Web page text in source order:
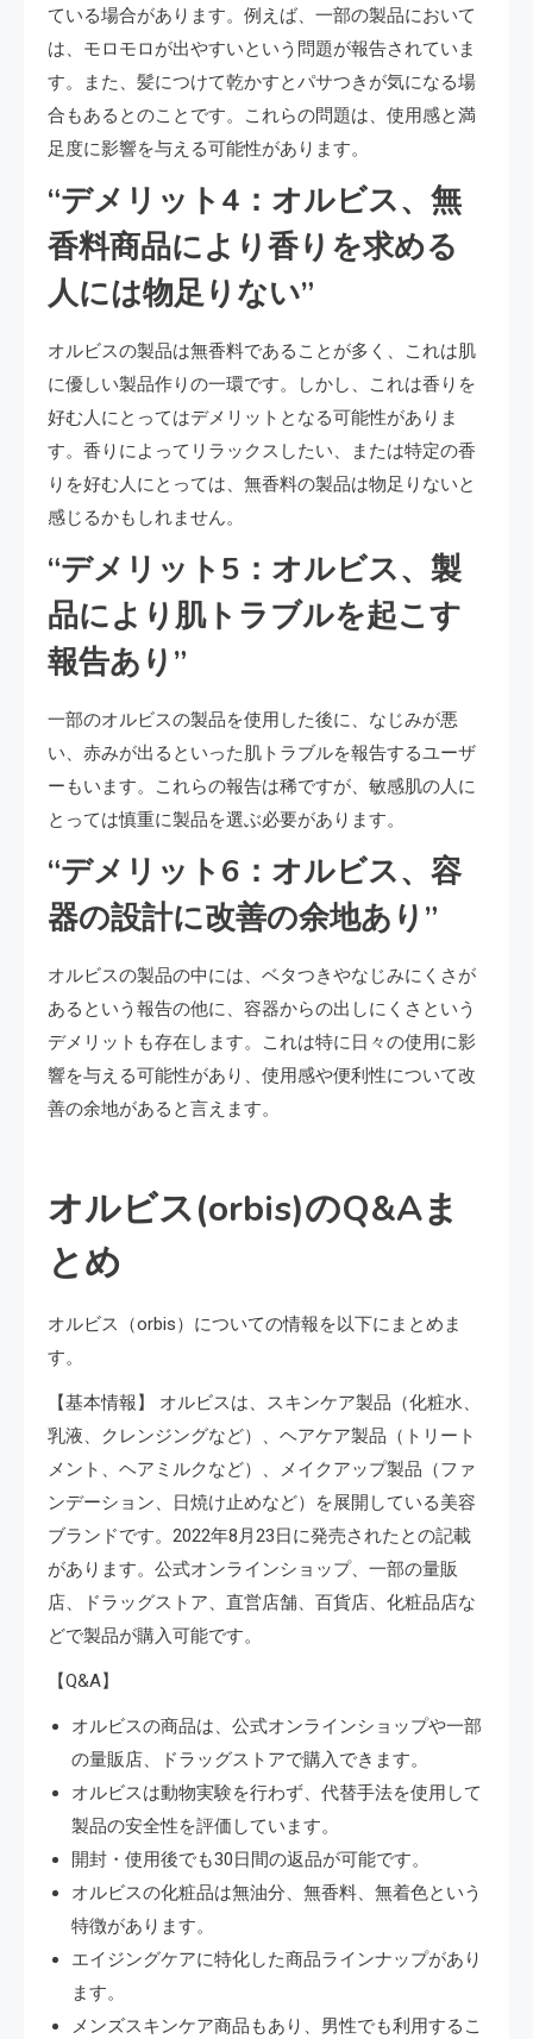
ている場合があります。例えば、一部の製品において
は、モロモロが出やすいという問題が報告されていま
す。また、髪につけて乾かすとパサつきが気になる場
合もあるとのことです。これらの問題は、使用感と満
足度に影響を与える可能性があります。
“デメリット4：オルビス、無
香料商品により香りを求める
人には物足りない”
オルビスの製品は無香料であることが多く、これは肌
に優しい製品作りの一環です。しかし、これは香りを
好む人にとってはデメリットとなる可能性がありま
す。香りによってリラックスしたい、または特定の香
りを好む人にとっては、無香料の製品は物足りないと
感じるかもしれません。
“デメリット5：オルビス、製
品により肌トラブルを起こす
報告あり”
一部のオルビスの製品を使用した後に、なじみが悪
い、赤みが出るといった肌トラブルを報告するユーザ
ーもいます。これらの報告は稀ですが、敏感肌の人に
とっては慎重に製品を選ぶ必要があります。
“デメリット6：オルビス、容
器の設計に改善の余地あり”
オルビスの製品の中には、ベタつきやなじみにくさが
あるという報告の他に、容器からの出しにくさという
デメリットも存在します。これは特に日々の使用に影
響を与える可能性があり、使用感や便利性について改
善の余地があると言えます。
オルビス(orbis)のQ&Aま
とめ
オルビス（orbis）についての情報を以下にまとめま
す。
【基本情報】 オルビスは、スキンケア製品（化粧水、
乳液、クレンジングなど）、ヘアケア製品（トリート
メント、ヘアミルクなど）、メイクアップ製品（ファ
ンデーション、日焼け止めなど）を展開している美容
ブランドです。2022年8月23日に発売されたとの記載
があります。公式オンラインショップ、一部の量販
店、ドラッグストア、直営店舗、百貨店、化粧品店な
どで製品が購入可能です。
【Q&A】
オルビスの商品は、公式オンラインショップや一部
の量販店、ドラッグストアで購入できます。
オルビスは動物実験を行わず、代替手法を使用して
製品の安全性を評価しています。
開封・使用後でも30日間の返品が可能です。
オルビスの化粧品は無油分、無香料、無着色という
特徴があります。
エイジングケアに特化した商品ラインナップがあり
ます。
メンズスキンケア商品もあり、男性でも利用するこ